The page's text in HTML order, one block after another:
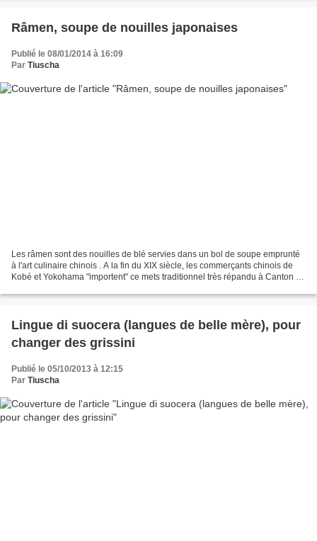
Râmen, soupe de nouilles japonaises
Publié le 08/01/2014 à 16:09
Par Tiuscha
Les râmen sont des nouilles de blé servies dans un bol de soupe emprunté
à l'art culinaire chinois . A la fin du XIX siècle, les commerçants chinois de
Kobé et Yokohama "importent" ce mets traditionnel très répandu à Canton et
Lingue di suocera (langues de belle mère), pour
changer des grissini
Publié le 05/10/2013 à 12:15
Par Tiuscha